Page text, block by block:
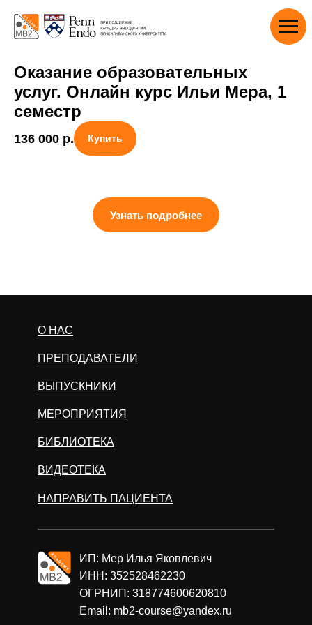
Оказание образовательных
услуг. Онлайн курс Ильи Мера, 1
семестр
136 000 р. Купить
Узнать подробнее
О НАС
ПРЕПОДАВАТЕЛИ
МЕРОПРИЯТИЯ
ВИДЕОТЕКА
БИБЛИОТЕКА
НАПРАВИТЬ ПАЦИЕНТА
ИП: Мер Илья Яковлевич
ИНН: 352528462230
ОГРНИП: 318774600620810
Email: mb2-course@yandex.ru
ВЫПУСКНИКИ